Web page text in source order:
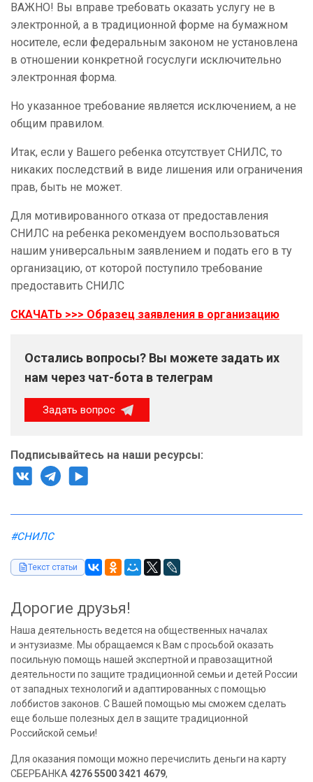
ВАЖНО! Вы вправе требовать оказать услугу не в
электронной, а в традиционной форме на бумажном
носителе, если федеральным законом не установлена
в отношении конкретной госуслуги исключительно
электронная форма.
Но указанное требование является исключением, а не
общим правилом.
Итак, если у Вашего ребенка отсутствует СНИЛС, то
никаких последствий в виде лишения или ограничения
прав, быть не может.
Для мотивированного отказа от предоставления
СНИЛС на ребенка рекомендуем воспользоваться
нашим универсальным заявлением и подать его в ту
организацию, от которой поступило требование
предоставить СНИЛС
СКАЧАТЬ >>> Образец заявления в организацию
Остались вопросы? Вы можете задать их
нам через чат-бота в телеграм
Задать вопрос
Подписывайтесь на наши ресурсы:
#СНИЛС
Текст статьи
Дорогие друзья!
Наша деятельность ведется на общественных началах
и энтузиазме. Мы обращаемся к Вам с просьбой оказать
посильную помощь нашей экспертной и правозащитной
деятельности по защите традиционной семьи и детей России
от западных технологий и адаптированных с помощью
лоббистов законов. С Вашей помощью мы сможем сделать
еще больше полезных дел в защите традиционной
Российской семьи!
Для оказания помощи можно перечислить деньги на карту
СБЕРБАНКА 4276 5500 3421 4679,